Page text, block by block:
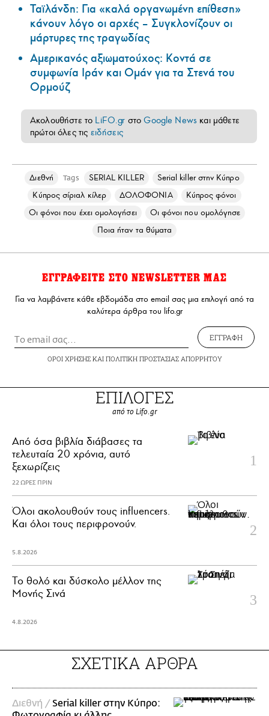
Ταϊλάνδη: Για «καλά οργανωμένη επίθεση»
κάνουν λόγο οι αρχές – Συγκλονίζουν οι
μάρτυρες της τραγωδίας
Αμερικανός αξιωματούχος: Κοντά σε
συμφωνία Ιράν και Ομάν για τα Στενά του
Ορμούζ
Ακολουθήστε το LiFO.gr στοGoogle News και μάθετε
πρώτοι όλες τις ειδήσεις
Διεθνή Tags SERIAL KILLER
Serial killer στην Κύπρο
Κύπρος σίριαλ κίλερ
ΔΟΛΟΦΟΝΙΑ
Κύπρος φόνοι
Οι φόνοι που έχει ομολογήσει
Οι φόνοι που ομολόγησε
Ποια ήταν τα θύματα
ΕΓΓΡΑΦΕΙΤΕ ΣΤΟ NEWSLETTER ΜΑΣ
Για να λαμβάνετε κάθε εβδομάδα στο email σας μια επιλογή από τα
καλύτερα άρθρα του lifo.gr
ΕΓΓΡΑΦΗ
ΟΡΟΙ ΧΡΗΣΗΣΚΑΙ ΠΟΛΙΤΙΚΗ ΠΡΟΣΤΑΣΙΑΣ ΑΠΟΡΡΗΤΟΥ
ΕΠΙΛΟΓΕΣ
από το Lifo.gr
Από όσα βιβλία διάβασες τα
τελευταία 20 χρόνια, αυτό
ξεχωρίζεις
22 ΩΡΕΣ ΠΡΙΝ
Όλοι ακολουθούν τους influencers.
Και όλοι τους περιφρονούν.
5.8.2026
Το θολό και δύσκολο μέλλον της
Μονής Σινά
4.8.2026
ΣΧΕΤΙΚΑ ΑΡΘΡΑ
Διεθνή / Serial killer στην Κύπρο: